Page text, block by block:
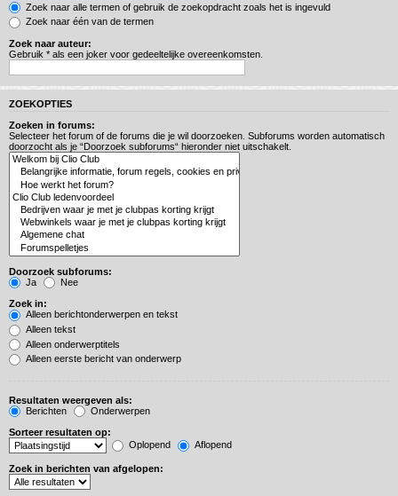
Zoek naar alle termen of gebruik de zoekopdracht zoals het is ingevuld
Zoek naar één van de termen
Zoek naar auteur:
Gebruik * als een joker voor gedeeltelijke overeenkomsten.
ZOEKOPTIES
Zoeken in forums:
Selecteer het forum of de forums die je wil doorzoeken. Subforums worden automatisch
doorzocht als je “Doorzoek subforums“ hieronder niet uitschakelt.
Doorzoek subforums:
Ja
Nee
Zoek in:
Alleen berichtonderwerpen en tekst
Alleen tekst
Alleen onderwerptitels
Alleen eerste bericht van onderwerp
Resultaten weergeven als:
Berichten
Onderwerpen
Sorteer resultaten op:
Oplopend
Aflopend
Zoek in berichten van afgelopen: